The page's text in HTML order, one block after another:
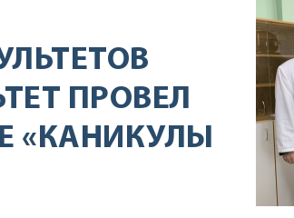
ПРОВЕЛ
«КАНИКУЛЫ